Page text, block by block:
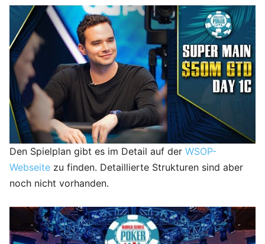
Den Spielplan gibt es im Detail auf der WSOP-
Webseite zu finden. Detaillierte Strukturen sind aber
noch nicht vorhanden.